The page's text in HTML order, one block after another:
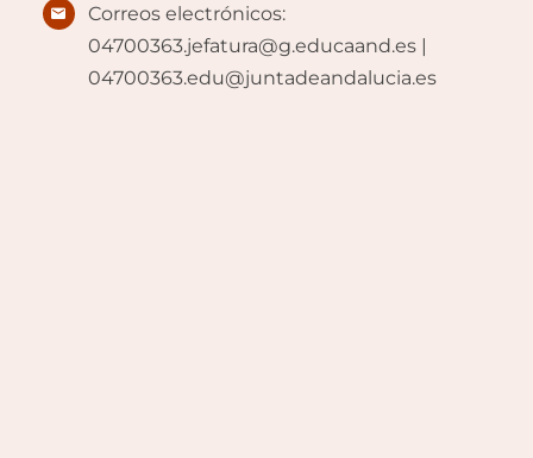
Correos electrónicos:
04700363.jefatura@g.educaand.es |
04700363.edu@juntadeandalucia.es